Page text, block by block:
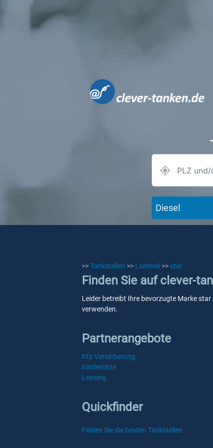
Diesel
>>Tankstellen >> Lommel >> star
Finden Sie auf clever-
Leider betreibt Ihre bevorzugte Marke star
verwenden.
Partnerangebote
Kfz-Versicherung
Kindersitze
Leasing
Quickfinder
Finden Sie die besten Tankstellen